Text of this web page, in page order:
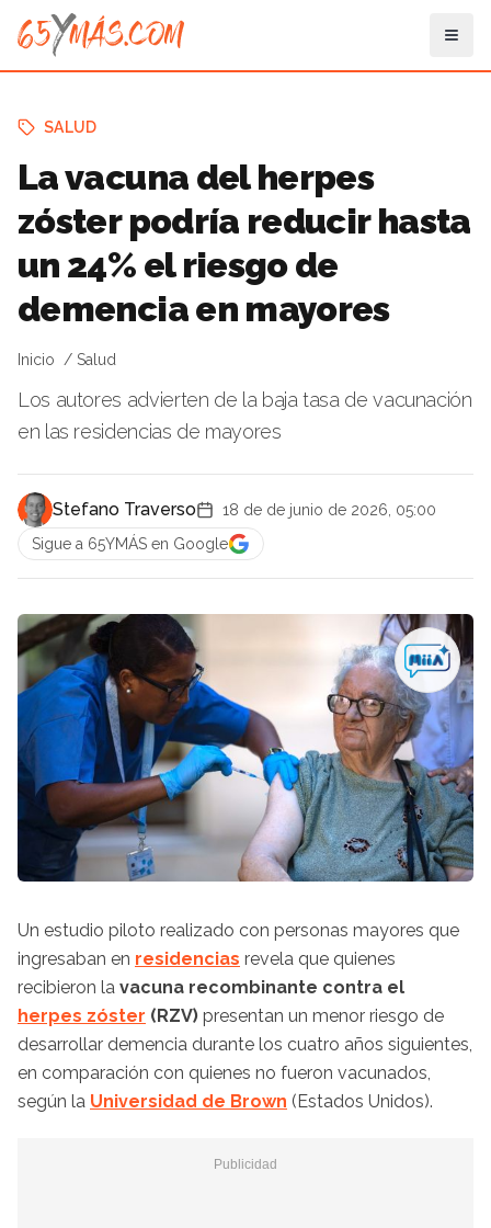
SALUD
La vacuna del herpes
zóster podría reducir hasta
un 24% el riesgo de
demencia en mayores
Inicio Salud
Los autores advierten de la baja tasa de vacunación
en las residencias de mayores
Stefano Traverso
18 de de junio de 2026, 05:00
Sigue a 65YMÁS en Google
Un estudio piloto realizado con personas mayores que
ingresaban en residencias revela que quienes
recibieron la vacuna recombinante contra el
herpes zóster (RZV) presentan un menor riesgo de
desarrollar demencia durante los cuatro años siguientes,
en comparación con quienes no fueron vacunados,
según la Universidad de Brown (Estados Unidos).